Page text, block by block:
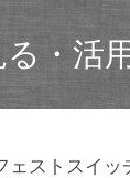
・活
ェストスイッ